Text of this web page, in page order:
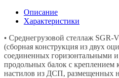
Описание
Характеристики
• Среднегрузовой стеллаж
(сборная конструкция из двух
соединенных горизонтальными
продольных балок с креплением
настилов из ДСП, размещенных